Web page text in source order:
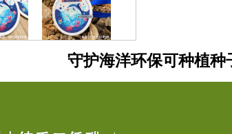
守护海洋环保可种植种